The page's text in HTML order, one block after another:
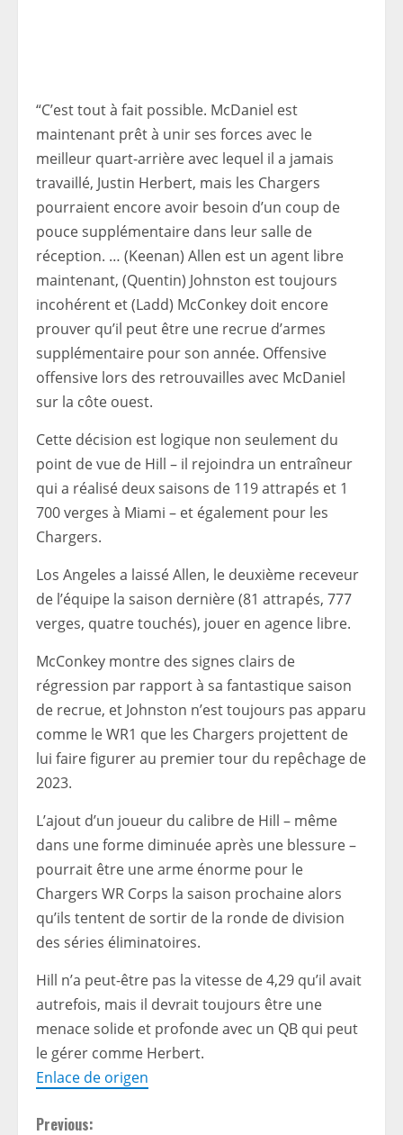
“C’est tout à fait possible. McDaniel est
maintenant prêt à unir ses forces avec le
meilleur quart-arrière avec lequel il a jamais
travaillé, Justin Herbert, mais les Chargers
pourraient encore avoir besoin d’un coup de
pouce supplémentaire dans leur salle de
réception. … (Keenan) Allen est un agent libre
maintenant, (Quentin) Johnston est toujours
incohérent et (Ladd) McConkey doit encore
prouver qu’il peut être une recrue d’armes
supplémentaire pour son année. Offensive
offensive lors des retrouvailles avec McDaniel
sur la côte ouest.
Cette décision est logique non seulement du
point de vue de Hill – il rejoindra un entraîneur
qui a réalisé deux saisons de 119 attrapés et 1
700 verges à Miami – et également pour les
Chargers.
Los Angeles a laissé Allen, le deuxième receveur
de l’équipe la saison dernière (81 attrapés, 777
verges, quatre touchés), jouer en agence libre.
McConkey montre des signes clairs de
régression par rapport à sa fantastique saison
de recrue, et Johnston n’est toujours pas apparu
comme le WR1 que les Chargers projettent de
lui faire figurer au premier tour du repêchage de
2023.
L’ajout d’un joueur du calibre de Hill – même
dans une forme diminuée après une blessure –
pourrait être une arme énorme pour le
Chargers WR Corps la saison prochaine alors
qu’ils tentent de sortir de la ronde de division
des séries éliminatoires.
Hill n’a peut-être pas la vitesse de 4,29 qu’il avait
autrefois, mais il devrait toujours être une
menace solide et profonde avec un QB qui peut
le gérer comme Herbert.
Enlace de origen
Previous: